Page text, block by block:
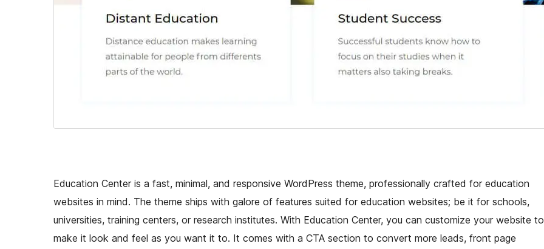
Education Center is a fast, minimal, and responsive WordPress theme, professionally crafted for education
websites in mind. The theme ships with galore of features suited for education websites; be it for schools,
universities, training centers, or research institutes. With Education Center, you can customize your website to
make it look and feel as you want it to. It comes with a CTA section to convert more leads, front page